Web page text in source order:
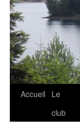
Aller
Accueil
Le
club